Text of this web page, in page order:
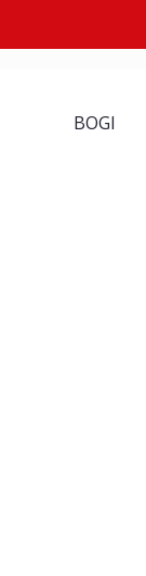
BOGI